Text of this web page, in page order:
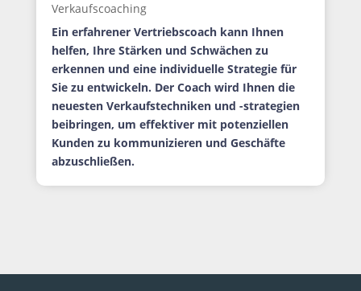
Verkaufscoaching
Ein erfahrener Vertriebscoach kann Ihnen
helfen, Ihre Stärken und Schwächen zu
erkennen und eine individuelle Strategie für
Sie zu entwickeln. Der Coach wird Ihnen die
neuesten Verkaufstechniken und -strategien
beibringen, um effektiver mit potenziellen
Kunden zu kommunizieren und Geschäfte
abzuschließen.